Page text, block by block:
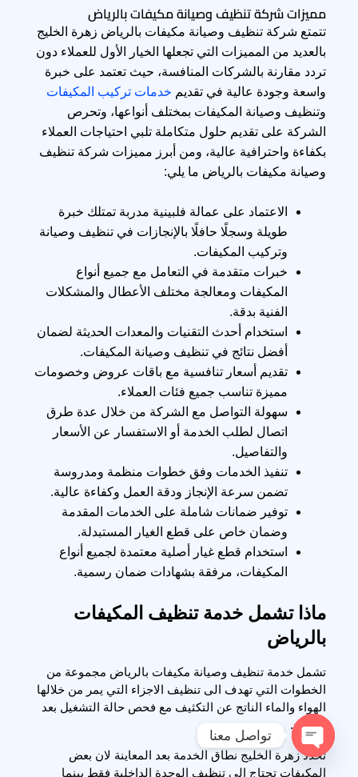
مميزات شركة تنظيف وصيانة مكيفات بالرياض
تتمتع شركة تنظيف وصيانة مكيفات بالرياض زهرة الخليج
بالعديد من المميزات التي تجعلها الخيار الأول للعملاء دون
تردد مقارنة بالشركات المنافسة، حيث تعتمد على خبرة
واسعة وجودة عالية في تقديم خدمات تركيب المكيفات
وتنظيف وصيانة المكيفات بمختلف أنواعها، وتحرص
الشركة على تقديم حلول متكاملة تلبي احتياجات العملاء
بكفاءة واحترافية عالية، ومن أبرز مميزات شركة تنظيف
وصيانة مكيفات بالرياض ما يلي:
الاعتماد على عمالة فلبينية مدربة تمتلك خبرة
طويلة وسجلًا حافلًا بالإنجازات في تنظيف وصيانة
وتركيب المكيفات.
خبرات متقدمة في التعامل مع جميع أنواع
المكيفات ومعالجة مختلف الأعطال والمشكلات
الفنية بدقة.
استخدام أحدث التقنيات والمعدات الحديثة لضمان
أفضل نتائج في تنظيف وصيانة المكيفات.
تقديم أسعار تنافسية مع باقات عروض وخصومات
مميزة تناسب جميع فئات العملاء.
سهولة التواصل مع الشركة من خلال عدة طرق
اتصال لطلب الخدمة أو الاستفسار عن الأسعار
والتفاصيل.
تنفيذ الخدمات وفق خطوات منظمة ومدروسة
تضمن سرعة الإنجاز ودقة العمل وكفاءة عالية.
توفير ضمانات شاملة على الخدمات المقدمة
وضمان خاص على قطع الغيار المستبدلة.
استخدام قطع غيار أصلية معتمدة لجميع أنواع
المكيفات، مرفقة بشهادات ضمان رسمية.
بالرياض
الانتهاء.
تواصل معنا
Open chaty